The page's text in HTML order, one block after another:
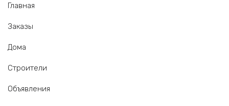
Главная
Заказы
Дома
Строители
Объявления